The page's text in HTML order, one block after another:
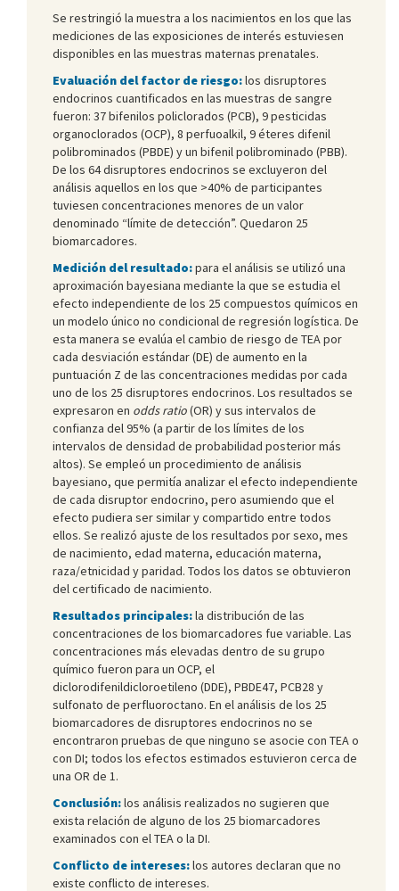
Se restringió la muestra a los nacimientos en los que las
mediciones de las exposiciones de interés estuviesen
disponibles en las muestras maternas prenatales.
Evaluación del factor de riesgo:los disruptores
endocrinos cuantificados en las muestras de sangre
fueron: 37 bifenilos policlorados (PCB), 9 pesticidas
organoclorados (OCP), 8 perfuoalkil, 9 éteres difenil
polibrominados (PBDE) y un bifenil polibrominado (PBB).
De los 64 disruptores endocrinos se excluyeron del
análisis aquellos en los que >40% de participantes
tuviesen concentraciones menores de un valor
denominado “límite de detección”. Quedaron 25
biomarcadores.
Medición del resultado:para el análisis se utilizó una
aproximación bayesiana mediante la que se estudia el
efecto independiente de los 25 compuestos químicos en
un modelo único no condicional de regresión logística. De
esta manera se evalúa el cambio de riesgo de TEA por
cada desviación estándar (DE) de aumento en la
puntuación Z de las concentraciones medidas por cada
uno de los 25 disruptores endocrinos. Los resultados se
expresaron en odds ratio(OR) y sus intervalos de
confianza del 95% (a partir de los límites de los
intervalos de densidad de probabilidad posterior más
altos). Se empleó un procedimiento de análisis
bayesiano, que permitía analizar el efecto independiente
de cada disruptor endocrino, pero asumiendo que el
efecto pudiera ser similar y compartido entre todos
ellos. Se realizó ajuste de los resultados por sexo, mes
de nacimiento, edad materna, educación materna,
raza/etnicidad y paridad. Todos los datos se obtuvieron
del certificado de nacimiento.
Resultados principales:la distribución de las
concentraciones de los biomarcadores fue variable. Las
concentraciones más elevadas dentro de su grupo
químico fueron para un OCP, el
diclorodifenildicloroetileno (DDE), PBDE47, PCB28 y
sulfonato de perfluoroctano. En el análisis de los 25
biomarcadores de disruptores endocrinos no se
encontraron pruebas de que ninguno se asocie con TEA o
con DI; todos los efectos estimados estuvieron cerca de
una OR de 1.
Conclusión:los análisis realizados no sugieren que
exista relación de alguno de los 25 biomarcadores
examinados con el TEA o la DI.
Conflicto de intereses:los autores declaran que no
existe conflicto de intereses.